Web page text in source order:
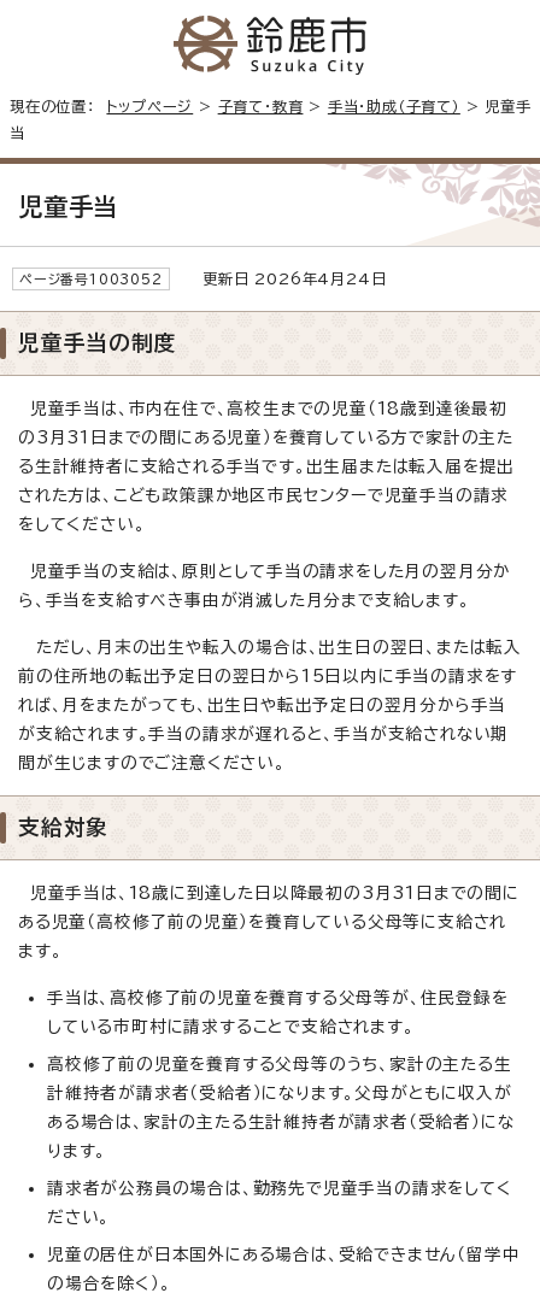
現在の位置： トップページ > 子育て・教育 > 手当・助成（子育て）
> 児童手
当
児童手当
ページ番号1003052 更新日 2026年4月24日
児童手当の制度
児童手当は、市内在住で、高校生までの児童（18歳到達後最初
の3月31日までの間にある児童）を養育している方で家計の主た
る生計維持者に支給される手当です。出生届または転入届を提出
された方は、こども政策課か地区市民センターで児童手当の請求
をしてください。
児童手当の支給は、原則として手当の請求をした月の翌月分か
ら、手当を支給すべき事由が消滅した月分まで支給します。
ただし、月末の出生や転入の場合は、出生日の翌日、または転入
前の住所地の転出予定日の翌日から15日以内に手当の請求をす
れば、月をまたがっても、出生日や転出予定日の翌月分から手当
が支給されます。手当の請求が遅れると、手当が支給されない期
間が生じますのでご注意ください。
支給対象
児童手当は、18歳に到達した日以降最初の3月31日までの間に
ある児童（高校修了前の児童）を養育している父母等に支給され
ます。
手当は、高校修了前の児童を養育する父母等が、住民登録を
している市町村に請求することで支給されます。
高校修了前の児童を養育する父母等のうち、家計の主たる生
計維持者が請求者（受給者）になります。父母がともに収入が
ある場合は、家計の主たる生計維持者が請求者（受給者）にな
ります。
請求者が公務員の場合は、勤務先で児童手当の請求をしてく
ださい。
児童の居住が日本国外にある場合は、受給できません（留学中
の場合を除く）。